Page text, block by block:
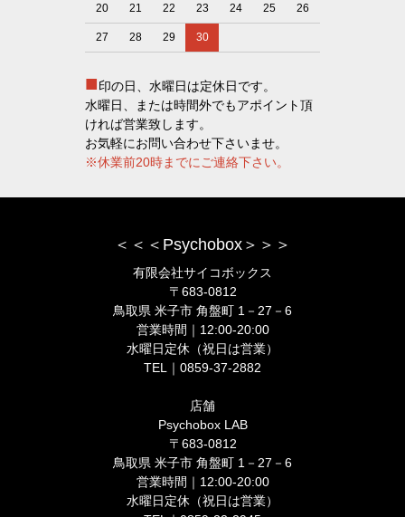
20 21 22 23 24 25 26
27 28 29 30
■印の日、水曜日は定休日です。
水曜日、または時間外でもアポイント頂
ければ営業致します。
お気軽にお問い合わせ下さいませ。
※休業前20時までにご連絡下さい。
＜＜＜Psychobox＞＞＞
有限会社サイコボックス
〒683-0812
鳥取県 米子市 角盤町 1－27－6
営業時間｜12:00-20:00
水曜日定休（祝日は営業）
TEL｜0859-37-2882
店舗
Psychobox LAB
〒683-0812
鳥取県 米子市 角盤町 1－27－6
営業時間｜12:00-20:00
水曜日定休（祝日は営業）